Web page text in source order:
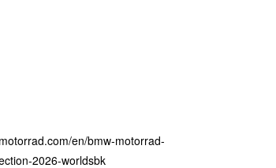
en/bmw-motorrad-
2026-worldsbk